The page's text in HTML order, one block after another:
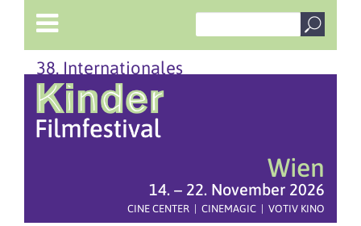
38. Internationales
Wien
14. – 22. November 2026
CINE CENTER | CINEMAGIC | VOTIV KINO